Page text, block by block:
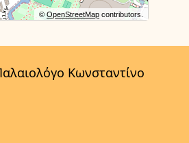
©OpenStreetMap contributors.
Κωνσταντίνο